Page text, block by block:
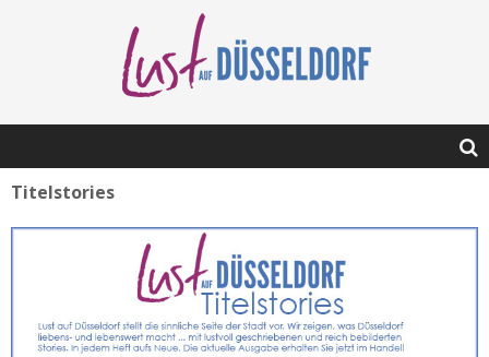
Titelstories